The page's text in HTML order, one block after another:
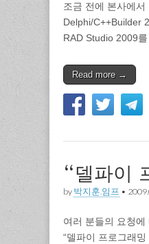
조금 전에 본사에
Delphi/C++Builder
RAD Studio 2009
Read more →
“델파이
by 박지훈.임프 •
여러 분들의 요청에
“델파이 프로그래